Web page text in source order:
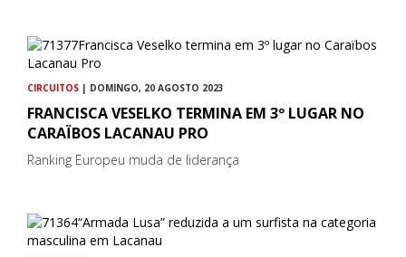
CIRCUITOS | DOMINGO, 20 AGOSTO 2023
FRANCISCA VESELKO TERMINA EM 3º LUGAR NO
CARAÏBOS LACANAU PRO
Ranking Europeu muda de liderança